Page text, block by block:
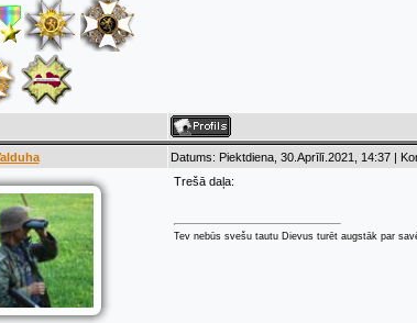
Datums: Piektdiena, 30.Aprīlī.2021, 14:37 |
Trešā daļa:
Tev nebūs svešu tautu Dievus turēt augstāk par